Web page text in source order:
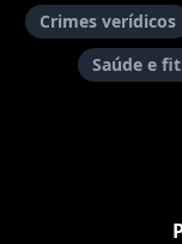
Crimes verídicos
Saúde e